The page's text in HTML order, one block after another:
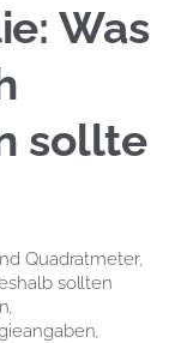
Was
sollte
Quadratmeter,
sollten